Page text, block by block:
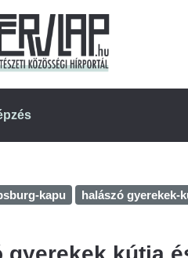
kapu
halászó gyerekek-